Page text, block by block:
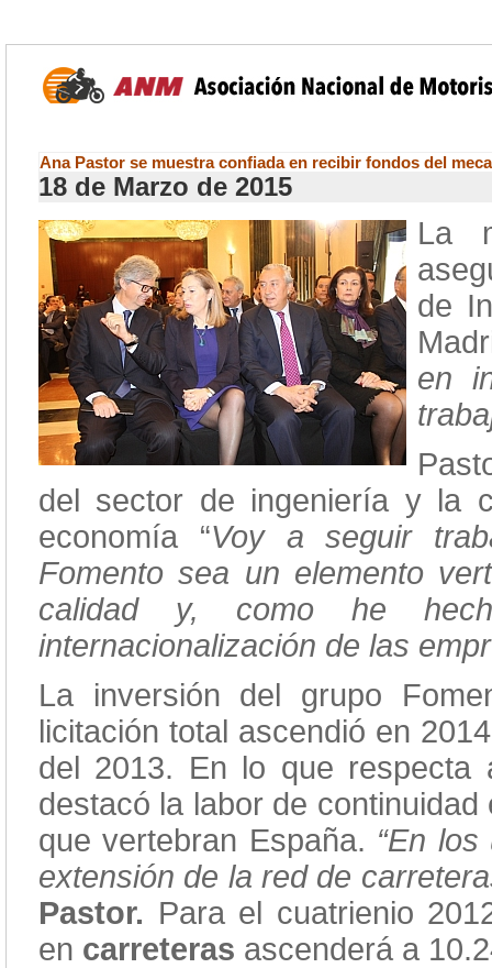
Ana Pastor se muestra confiada en recibir fondos del
18 de Marzo de 2015
La
de
en
del sector de ingeniería y la
economía “Voy a seguir
Fomento sea un elemento
calidad y, como he
internacionalización de las
La inversión del grupo
licitación total ascendió en
del 2013. En lo que respecta
destacó la labor de
que vertebran España. “En
extensión de la red de
Pastor. Para el cuatrienio
en carreteras ascenderá a